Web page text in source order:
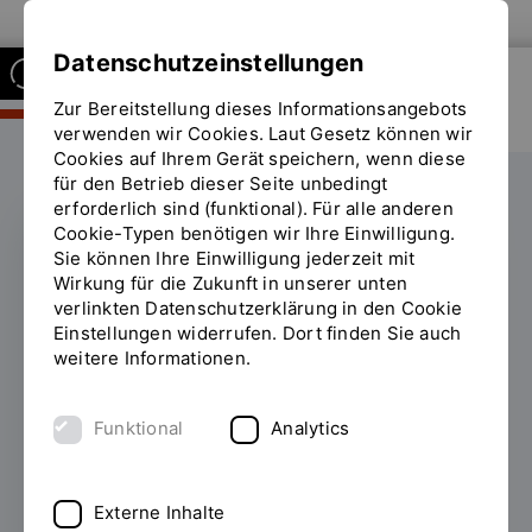
FAKULTÄT BUSINESS AND
MANAGEMENT
FORMULA STUDENT 2023
Eine angehende
Hebamme und ihr Herz
für Rennautos
liefern sich von Studierenden entworfene
Datenschutzeinstellungen
Zur Bereitstellung dieses Informationsangebots
verwenden wir Cookies. Laut Gesetz können wir
Cookies auf Ihrem Gerät speichern, wenn diese
für den Betrieb dieser Seite unbedingt
erforderlich sind (funktional). Für alle anderen
Cookie-Typen benötigen wir Ihre Einwilligung.
Sie können Ihre Einwilligung jederzeit mit
Wirkung für die Zukunft in unserer unten
verlinkten Datenschutzerklärung in den Cookie
Einstellungen widerrufen. Dort finden Sie auch
weitere Informationen.
Funktional Analytics
Externe Inhalte